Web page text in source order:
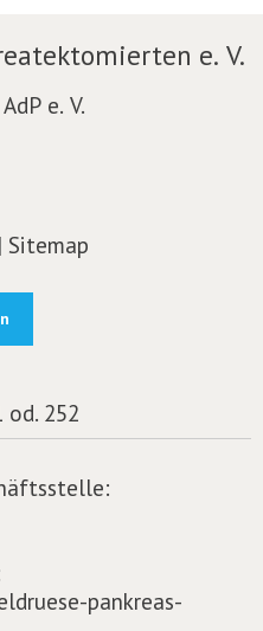
e. V.
e. V.
| Sitemap
od. 252
pankreas-